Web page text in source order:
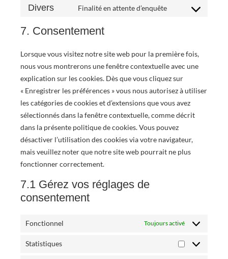
Divers Finalité en attente d’enquête
7. Consentement
Lorsque vous visitez notre site web pour la première fois,
nous vous montrerons une fenêtre contextuelle avec une
explication sur les cookies. Dès que vous cliquez sur
« Enregistrer les préférences » vous nous autorisez à utiliser
les catégories de cookies et d’extensions que vous avez
sélectionnés dans la fenêtre contextuelle, comme décrit
dans la présente politique de cookies. Vous pouvez
désactiver l’utilisation des cookies via votre navigateur,
mais veuillez noter que notre site web pourrait ne plus
fonctionner correctement.
7.1 Gérez vos réglages de
consentement
Fonctionnel Toujours activé
Statistiques